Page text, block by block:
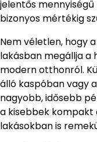
jelentős
bizonyos mértékig
Nem véletlen, hogy
lakásban megállja a
modern otthonról.
álló kaspóban vagy
nagyobb, idősebb
a kisebbek kompakt
lakásokban is